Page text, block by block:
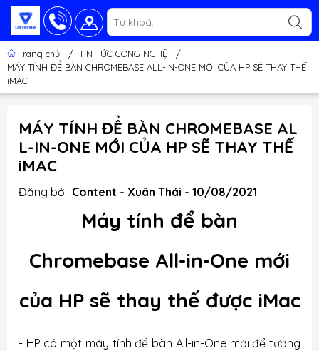
Trang chủ / TIN TỨC CÔNG NGHỆ
/
MÁY TÍNH ĐỂ BÀN CHROMEBASE ALL-IN-ONE MỚI CỦA HP SẼ THAY THẾ
iMAC
MÁY TÍNH ĐỂ BÀN CHROMEBASE AL
L-IN-ONE MỚI CỦA HP SẼ THAY THẾ
iMAC
Đăng bởi: Content - Xuân Thái - 10/08/2021
Máy tính để bàn
Chromebase All-in-One mới
của HP sẽ thay thế được iMac
- HP có một máy tính để bàn All-in-One mới để tương